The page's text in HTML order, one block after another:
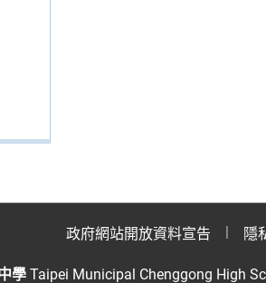
政府網站開放資料宣告 隱
學Taipei Municipal Chenggong High